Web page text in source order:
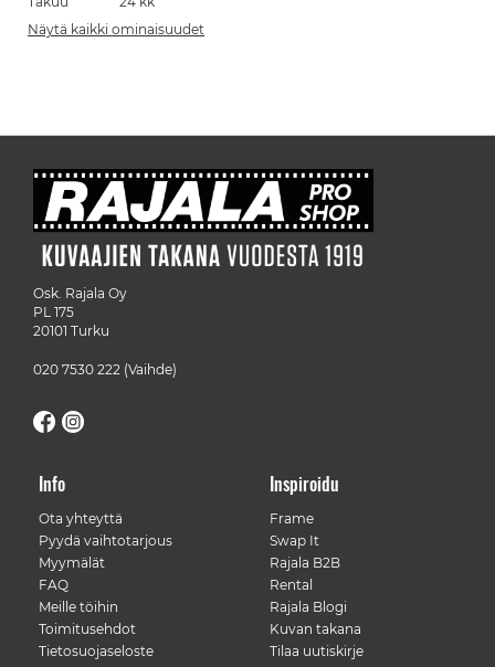
Näytä kaikki ominaisuudet
Osk. Rajala Oy
PL 175
20101 Turku
020 7530 222 (Vaihde)
Info
Ota yhteyttä
Pyydä vaihtotarjous
Myymälät
FAQ
Meille töihin
Toimitusehdot
Tietosuojaseloste
Inspiroidu
Frame
Swap It
Rajala B2B
Rental
Rajala Blogi
Kuvan takana
Tilaa uutiskirje